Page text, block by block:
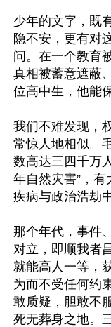
少年的文字，既
隐不安，更有对
问。在一个教育
真相被蓄意遮蔽
位高中生，他能
我们不难发现，
常惊人地相似。
数高达三四千万
年自然灾害”，有
疾病与政治浩劫中
那个年代，事件
对立，即顺我者
就能高人一等，
为而不受任何约
敢质疑，胆敢不
死无葬身之地。